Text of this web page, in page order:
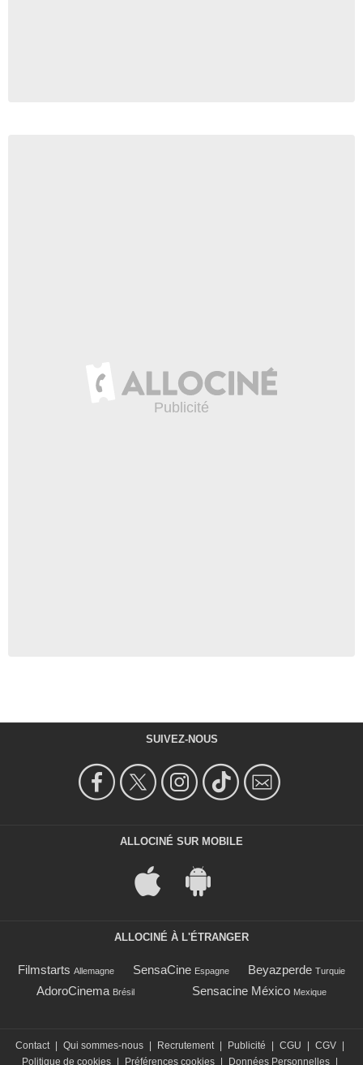
SUIVEZ-NOUS
ALLOCINÉ SUR MOBILE
ALLOCINÉ À L'ÉTRANGER
Filmstarts Allemagne SensaCine Espagne Beyazperde Turquie
AdoroCinema Brésil Sensacine México Mexique
Contact Qui sommes-nous Recrutement Publicité CGU CGV
Politique de cookies
Préférences cookies Données Personnelles